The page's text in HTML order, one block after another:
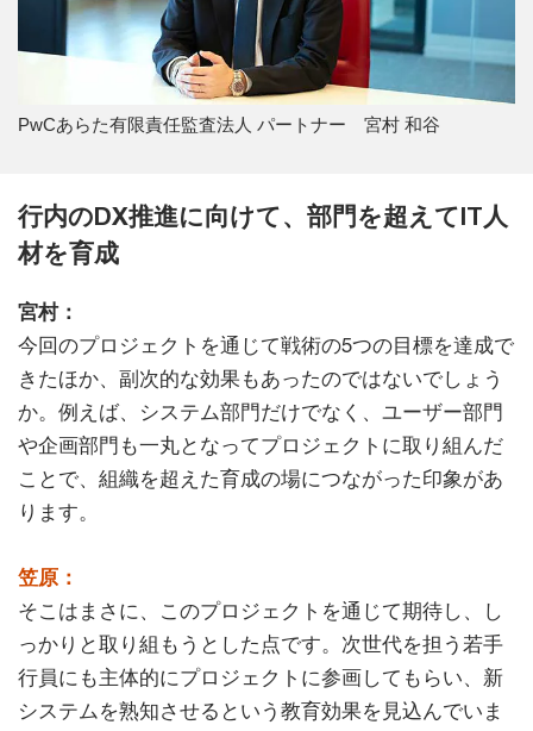
PwCあらた有限責任監査法人 パートナー 宮村 和谷
行内のDX推進に向けて、部門を超えてIT人
材を育成
宮村：
今回のプロジェクトを通じて戦術の5つの目標を達成で
きたほか、副次的な効果もあったのではないでしょう
か。例えば、システム部門だけでなく、ユーザー部門
や企画部門も一丸となってプロジェクトに取り組んだ
ことで、組織を超えた育成の場につながった印象があ
ります。
笠原：
そこはまさに、このプロジェクトを通じて期待し、し
っかりと取り組もうとした点です。次世代を担う若手
行員にも主体的にプロジェクトに参画してもらい、新
システムを熟知させるという教育効果を見込んでいま